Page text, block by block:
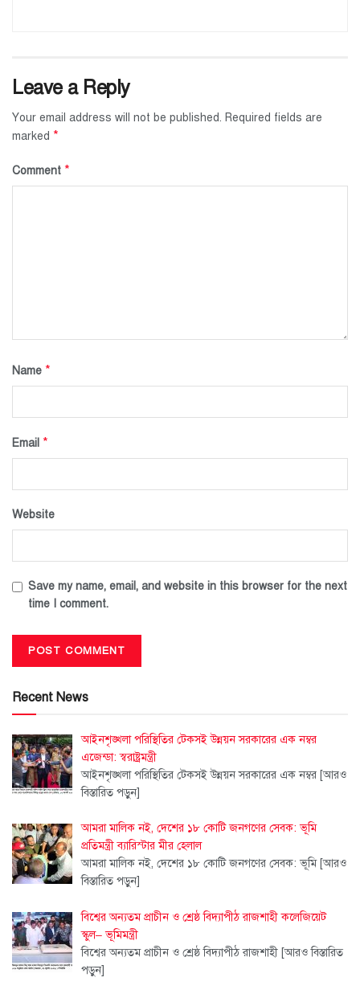
Leave a Reply
Your email address will not be published. Required fields are
marked *
Comment *
Name *
Email *
Website
Save my name, email, and website in this browser for the next
time I comment.
Recent News
আইনশৃঙ্খলা পরিস্থিতির টেকসই উন্নয়ন সরকারের এক নম্বর
এজেন্ডা: স্বরাষ্ট্রমন্ত্রী
আইনশৃঙ্খলা পরিস্থিতির টেকসই উন্নয়ন সরকারের এক নম্বর [আরও
বিস্তারিত পড়ুন]
আমরা মালিক নই, দেশের ১৮ কোটি জনগণের সেবক: ভূমি
প্রতিমন্ত্রী ব্যারিস্টার মীর হেলাল
আমরা মালিক নই, দেশের ১৮ কোটি জনগণের সেবক: ভূমি [আরও
বিস্তারিত পড়ুন]
বিশ্বের অন্যতম প্রাচীন ও শ্রেষ্ঠ বিদ্যাপীঠ রাজশাহী কলেজিয়েট
স্কুল– ভূমিমন্ত্রী
বিশ্বের অন্যতম প্রাচীন ও শ্রেষ্ঠ বিদ্যাপীঠ রাজশাহী [আরও বিস্তারিত
পড়ুন]